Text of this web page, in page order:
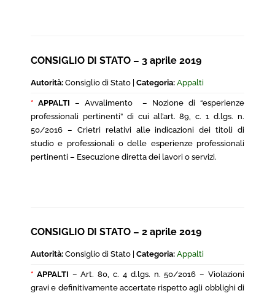
CONSIGLIO DI STATO – 3 aprile 2019
Autorità: Consiglio di Stato | Categoria: Appalti
* APPALTI – Avvalimento – Nozione di “esperienze
professionali pertinenti” di cui all’art. 89, c. 1 d.lgs. n.
50/2016 – Crietri relativi alle indicazioni dei titoli di
studio e professionali o delle esperienze professionali
pertinenti – Esecuzione diretta dei lavori o servizi.
CONSIGLIO DI STATO – 2 aprile 2019
Autorità: Consiglio di Stato | Categoria: Appalti
* APPALTI – Art. 80, c. 4 d.lgs. n. 50/2016 – Violazioni
gravi e definitivamente accertate rispetto agli obblighi di